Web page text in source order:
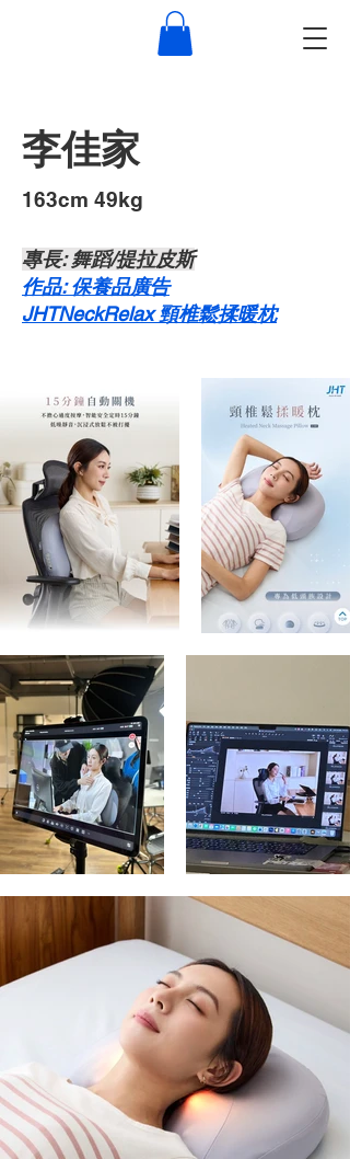
李佳家
​163cm 49kg
​專長: 舞蹈/提拉皮斯
​​作品: 保養品廣告
JHTNeckRelax 頸椎鬆揉暖枕